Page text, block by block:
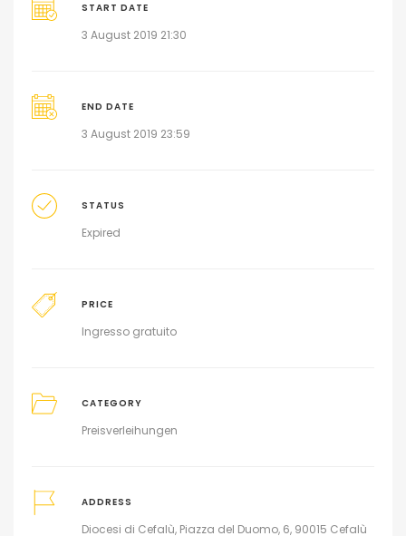
START DATE
3 August 2019 21:30
END DATE
3 August 2019 23:59
STATUS
Expired
PRICE
Ingresso gratuito
CATEGORY
Preisverleihungen
ADDRESS
Diocesi di Cefalù, Piazza del Duomo, 6, 90015 Cefalù